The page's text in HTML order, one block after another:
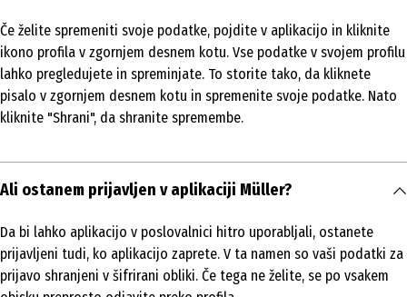
Če želite spremeniti svoje podatke, pojdite v aplikacijo in kliknite
ikono profila v zgornjem desnem kotu. Vse podatke v svojem profilu
lahko pregledujete in spreminjate. To storite tako, da kliknete
pisalo v zgornjem desnem kotu in spremenite svoje podatke. Nato
kliknite "Shrani", da shranite spremembe.
Ali ostanem prijavljen v aplikaciji Müller?
Da bi lahko aplikacijo v poslovalnici hitro uporabljali, ostanete
prijavljeni tudi, ko aplikacijo zaprete. V ta namen so vaši podatki za
prijavo shranjeni v šifrirani obliki. Če tega ne želite, se po vsakem